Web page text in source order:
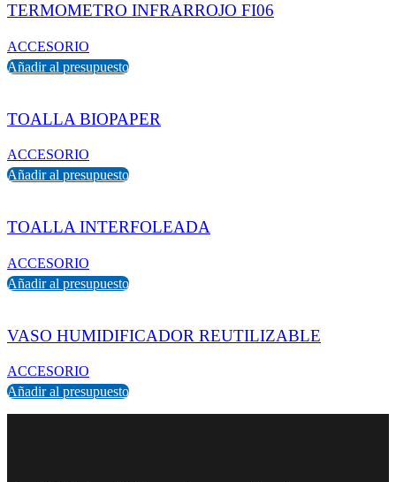
TERMOMETRO INFRARROJO FI06
ACCESORIO
Añadir al presupuesto
TOALLA BIOPAPER
ACCESORIO
Añadir al presupuesto
TOALLA INTERFOLEADA
ACCESORIO
Añadir al presupuesto
VASO HUMIDIFICADOR REUTILIZABLE
ACCESORIO
Añadir al presupuesto